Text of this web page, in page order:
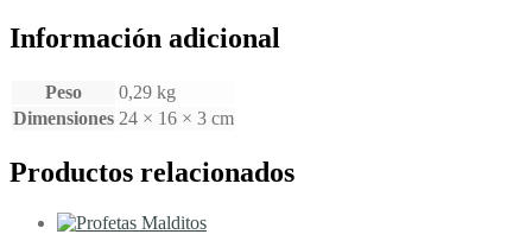
Información adicional
Peso
0,29 kg
Dimensiones 24 × 16 × 3 cm
Productos relacionados